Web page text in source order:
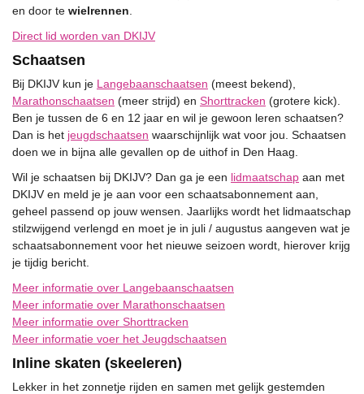
en door te wielrennen
Direct lid worden van DKIJV
Schaatsen
Bij DKIJV kun je Langebaanschaatsen (meest bekend),
Marathonschaatsen (meer strijd) en Shorttracken (grotere kick).
Ben je tussen de 6 en 12 jaar en wil je gewoon leren schaatsen?
Dan is het jeugdschaatsen waarschijnlijk wat voor jou. Schaatsen
doen we in bijna alle gevallen op de uithof in Den Haag.
Wil je schaatsen bij DKIJV? Dan ga je een lidmaatschap aan met
DKIJV en meld je je aan voor een schaatsabonnement aan,
geheel passend op jouw wensen. Jaarlijks wordt het lidmaatschap
stilzwijgend verlengd en moet je in juli / augustus aangeven wat je
schaatsabonnement voor het nieuwe seizoen wordt, hierover krijg
je tijdig bericht.
Meer informatie over Langebaanschaatsen
Meer informatie over Marathonschaatsen
Meer informatie over Shorttracken
Meer informatie voer het Jeugdschaatsen
Inline skaten (skeeleren)
Lekker in het zonnetje rijden en samen met gelijk gestemden